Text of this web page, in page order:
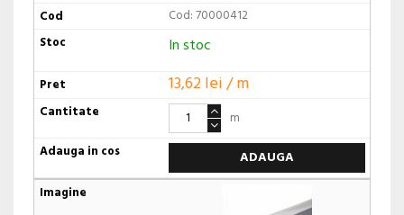
Cod: 70000412
In stoc
13,62 lei / m
m
ADAUGA